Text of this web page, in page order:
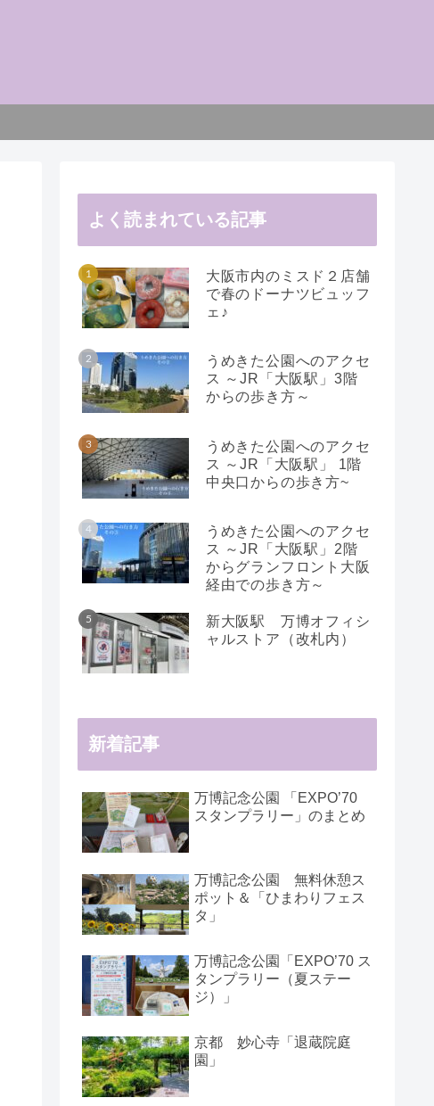
よく読まれている記事
大阪市内のミスド２店舗
で春のドーナツビュッフ
ェ♪
うめきた公園へのアクセ
ス ～JR「大阪駅」3階
からの歩き方～
うめきた公園へのアクセ
ス ～JR「大阪駅」 1階
中央口からの歩き方~
うめきた公園へのアクセ
ス ～JR「大阪駅」2階
からグランフロント大阪
経由での歩き方～
新大阪駅 万博オフィシ
ャルストア（改札内）
新着記事
万博記念公園 「EXPO’70
スタンプラリー」のまとめ
万博記念公園 無料休憩ス
ポット＆「ひまわりフェス
タ」
万博記念公園「EXPO’70 ス
タンプラリー（夏ステー
ジ）」
京都 妙心寺「退蔵院庭
園」